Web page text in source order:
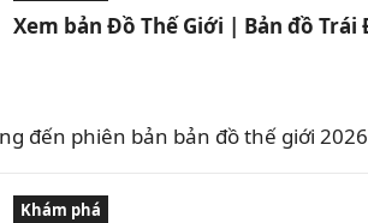
Xem bản Đồ Thế Giới | Bản đồ
đến phiên bản bản đồ thế giới
Khám phá